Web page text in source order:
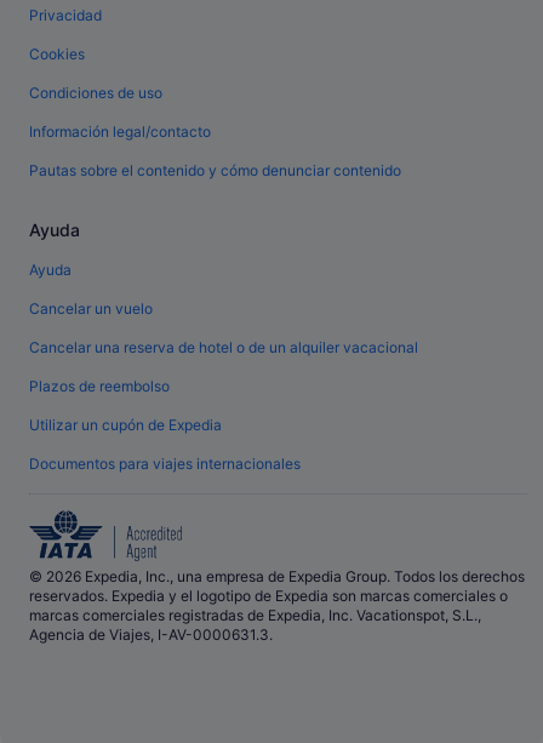
Privacidad
Cookies
Condiciones de uso
Información legal/contacto
Pautas sobre el contenido y cómo denunciar contenido
Ayuda
Ayuda
Cancelar un vuelo
Cancelar una reserva de hotel o de un alquiler vacacional
Plazos de reembolso
Utilizar un cupón de Expedia
Documentos para viajes internacionales
© 2026 Expedia, Inc., una empresa de Expedia Group. Todos los derechos
reservados. Expedia y el logotipo de Expedia son marcas comerciales o
marcas comerciales registradas de Expedia, Inc. Vacationspot, S.L.,
Agencia de Viajes, I-AV-0000631.3.